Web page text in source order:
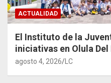
ACTUALIDAD
El Instituto de la
iniciativas en Olula
agosto 4, 2026 LC